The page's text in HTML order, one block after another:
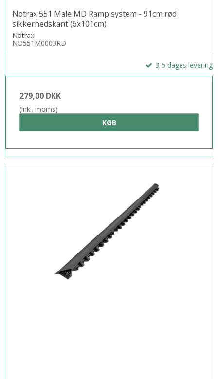
Notrax 551 Male MD Ramp system - 91cm rød
sikkerhedskant (6x101cm)
Notrax
NO551M0003RD
3-5 dages levering
279,00 DKK
(inkl. moms)
KØB